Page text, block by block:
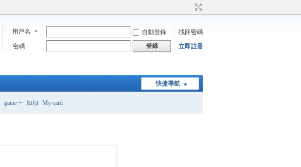
用戶名 自動登錄
找回密碼
密碼
登錄 立即註冊
快捷導航
game + 加加 My card